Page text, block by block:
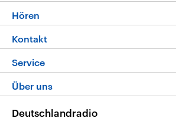
Programm
Die Nachrichten
Nachrichtenleicht
Neue Beiträge auf dlf.de
Hören
Livestream
Podcasts
Deutschlandfunk App
Nachrichten App
Kontakt
Hörerservice
Service
FAQ
Über uns
Deutschlandradio